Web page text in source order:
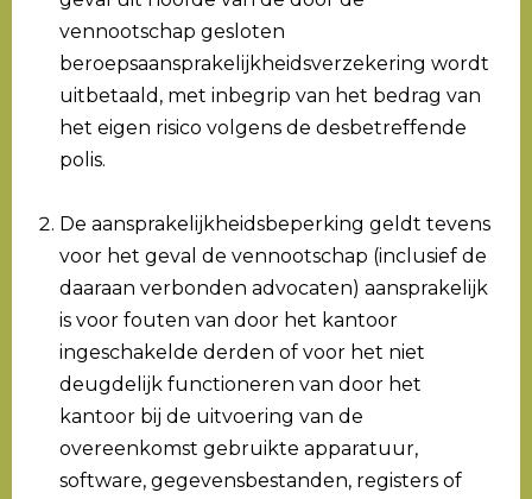
vennootschap gesloten
beroepsaansprakelijkheidsverzekering wordt
uitbetaald, met inbegrip van het bedrag van
het eigen risico volgens de desbetreffende
polis.
De aansprakelijkheidsbeperking geldt tevens
voor het geval de vennootschap (inclusief de
daaraan verbonden advocaten) aansprakelijk
is voor fouten van door het kantoor
ingeschakelde derden of voor het niet
deugdelijk functioneren van door het
kantoor bij de uitvoering van de
overeenkomst gebruikte apparatuur,
software, gegevensbestanden, registers of